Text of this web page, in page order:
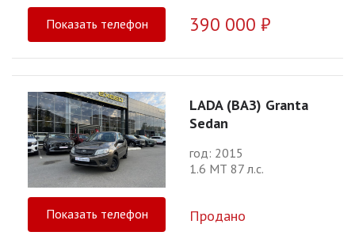
Показать телефон 390 000 ₽
LADA (ВАЗ) Granta
Sedan
год: 2015
1.6 МТ 87 л.с.
Показать телефон Продано